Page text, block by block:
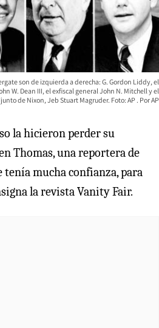
son de izquierda a derecha: G. Gordon Liddy, el
W. Dean III, el exfiscal general John N. Mitchell y el
de Nixon, Jeb Stuart Magruder. Foto: AP
AP
la hicieron perder su
Thomas, una reportera de
tenía mucha confianza, para
la revista Vanity Fair.